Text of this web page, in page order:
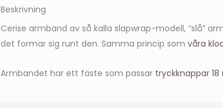
Beskrivning
Cerise armband av så kalla slapwrap-modell, “slå”
det formar sig runt den. Samma princip som våra
Armbandet har ett fäste som passar tryckknappar